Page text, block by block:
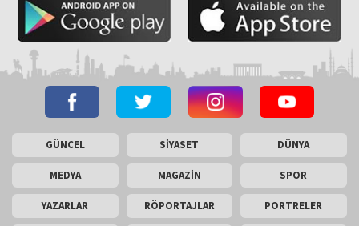
GÜNCEL SİYASET DÜNYA
MEDYA MAGAZİN SPOR
YAZARLAR RÖPORTAJLAR PORTRELER